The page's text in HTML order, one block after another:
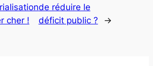
cher !
de réduire le
déficit public ?
→